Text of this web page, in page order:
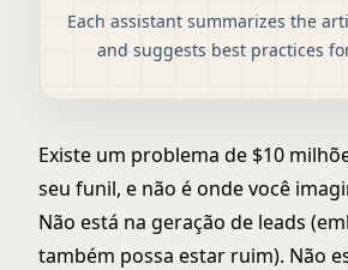
Each assistant summarizes the
and suggests best practices
Existe um problema de $10
seu funil, e não é onde você
Não está na geração de leads
também possa estar ruim). Não